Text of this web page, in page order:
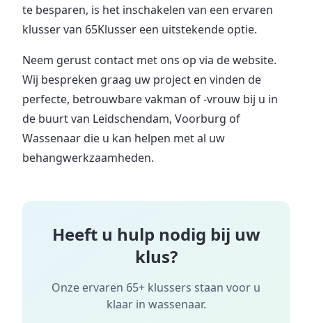
te besparen, is het inschakelen van een ervaren
klusser van 65Klusser een uitstekende optie.
Neem gerust contact met ons op via de website.
Wij bespreken graag uw project en vinden de
perfecte, betrouwbare vakman of -vrouw bij u in
de buurt van Leidschendam, Voorburg of
Wassenaar die u kan helpen met al uw
behangwerkzaamheden.
Heeft u hulp nodig bij uw
klus?
Onze ervaren 65+ klussers staan voor u
klaar in wassenaar.